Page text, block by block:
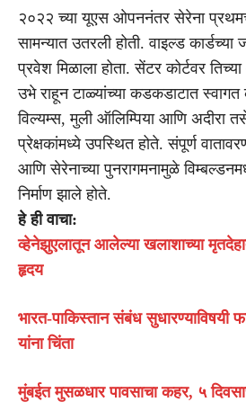
२०२२ च्या यूएस ओपननंतर सेरेना
सामन्यात उतरली होती. वाइल्ड कार्डच्या
प्रवेश मिळाला होता. सेंटर कोर्टवर
उभे राहून टाळ्यांच्या कडकडाटात
विल्यम्स, मुली ऑलिम्पिया आणि
प्रेक्षकांमध्ये उपस्थित होते. संपूर्ण
आणि सेरेनाच्या पुनरागमनामुळे
निर्माण झाले होते.
हे ही वाचा:
व्हेनेझुएलातून आलेल्या खलाशाच्या
हृदय
भारत-पाकिस्तान संबंध सुधारण्याविषयी
यांना चिंता
मुंबईत मुसळधार पावसाचा कहर, ५